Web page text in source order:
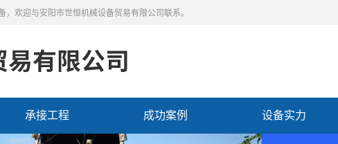
，欢迎与安阳市世恒机械设备贸易有限公司联系。
承接工程 成功案例 设备实力